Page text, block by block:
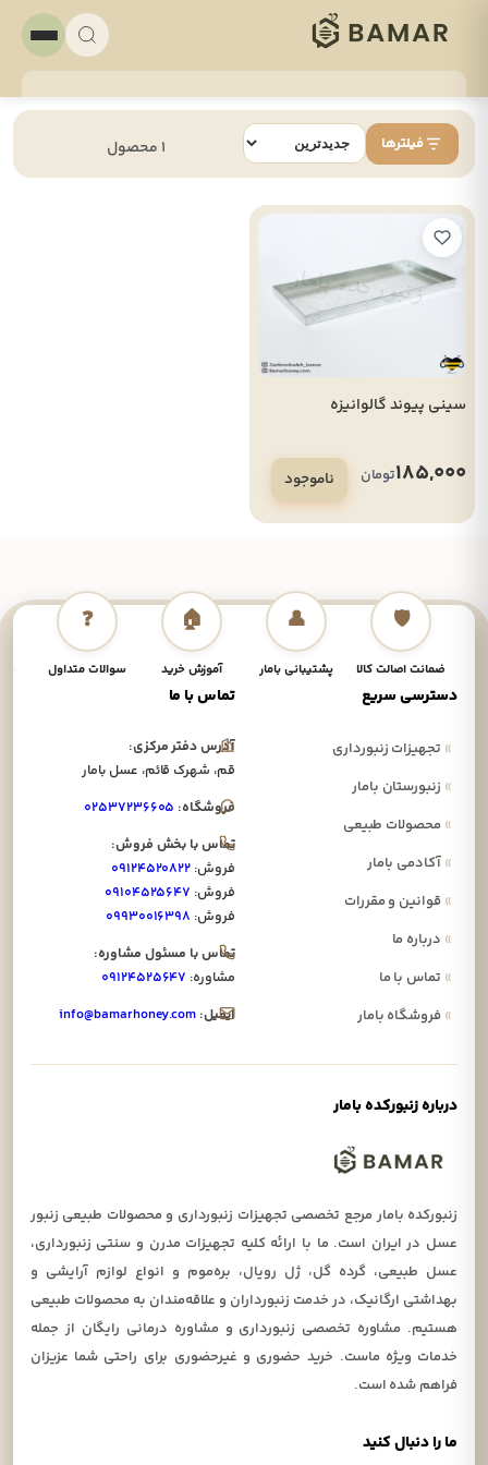
فیلترها
سینی پیوند گالوانیزه
185,000تومان ناموجود
🛡️
ضمانت اصالت کالا
👤
پشتیبانی بامار
🏠
آموزش خرید
❓
سوالات متداول
ما را دنبال کنید
دسترسی سریع
»تجهیزات زنبورداری
»زنبورستان بامار
»محصولات طبیعی
»آکادمی بامار
»قوانین و مقررات
»درباره ما
»تماس با ما
»فروشگاه بامار
تماس با ما
آدرس دفتر مرکزی:
قم، شهرک قائم، عسل بامار
فروشگاه: ۰۲۵۳۷۲۳۶۶۰۵
تماس با بخش فروش:
فروش: ۰۹۱۲۴۵۲۰۸۲۲
فروش: ۰۹۱۰۴۵۲۵۶۴۷
فروش: ۰۹۹۳۰۰۱۶۳۹۸
تماس با مسئول مشاوره:
مشاوره: ۰۹۱۲۴۵۲۵۶۴۷
ایمیل: info@bamarhoney.com
درباره زنبورکده بامار
زنبورکده بامار مرجع تخصصی تجهیزات زنبورداری و محصولات طبیعی زنبور
عسل در ایران است. ما با ارائه کلیه تجهیزات مدرن و سنتی زنبورداری،
عسل طبیعی، گرده گل، ژل رویال، بره‌موم و انواع لوازم آرایشی و
بهداشتی ارگانیک، در خدمت زنبورداران و علاقه‌مندان به محصولات طبیعی
هستیم. مشاوره تخصصی زنبورداری و مشاوره درمانی رایگان از جمله
خدمات ویژه ماست. خرید حضوری و غیرحضوری برای راحتی شما عزیزان
فراهم شده است.